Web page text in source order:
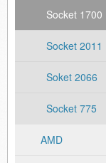
Socket 1700
Socket 2011
Soket 2066
Socket 775
AMD